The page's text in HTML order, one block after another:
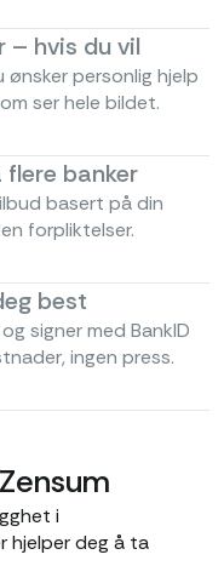
– hvis du vil
ønsker personlig hjelp
ser hele bildet.
banker
basert på din
forpliktelser.
best
signer med BankID
ingen press.
i
hjelper deg å ta